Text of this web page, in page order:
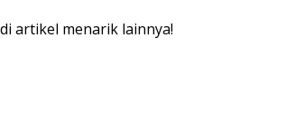
artikel menarik lainnya!